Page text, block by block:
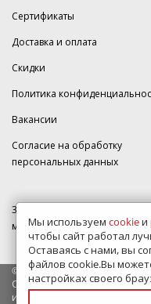
Сертификаты
Доставка и оплата
Скидки
Политика
Вакансии
Согласие на обработку
персональных данных
350005, г. Краснодар,
магазин Плитка-SDVK.
© 2009—2026 г. Все права
Обращаем Ваше внимание на
исключительно
Мы используем cookieи
чтобы сайт работал
Оставаясь с нами, вы
файлов cookie.Вы
настройках своего